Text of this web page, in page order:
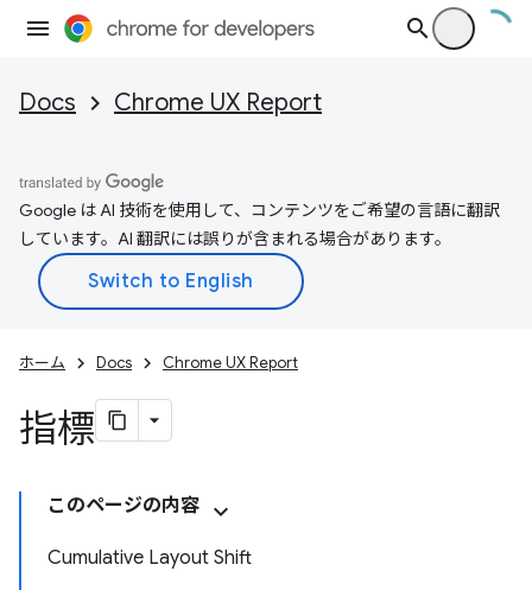
Docs Chrome UX Report
Google は AI 技術を使用して、コンテンツをご希望の言語に翻訳
しています。AI 翻訳には誤りが含まれる場合があります。
ホーム Docs Chrome UX Report
指標
このページの内容
Cumulative Layout Shift